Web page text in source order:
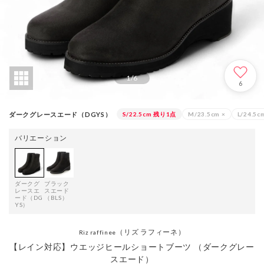
1/6
6
ダークグレースエード（DGYS） S/22.5cm 残り1点 M/23.5cm × L/
バリエーション
ダークグ
レースエ
ード（DG
YS）
ブラック
スエード
（BLS）
Riz raffinee （リズ ラフィーネ）
【レイン対応】ウエッジヒールショートブーツ （ダークグレー
スエード）